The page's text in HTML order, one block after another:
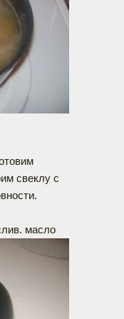
свеклу с
масло